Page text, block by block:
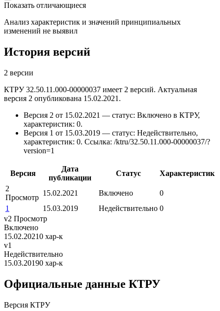
Показать отличающиеся
Анализ характеристик и значений принципиальных
изменений не выявил
История версий
2 версии
КТРУ 32.50.11.000-00000037 имеет 2 версий. Актуальная
версия 2 опубликована 15.02.2021.
Версия 2 от 15.02.2021 — статус: Включено в КТРУ,
характеристик: 0.
Версия 1 от 15.03.2019 — статус: Недействительно,
характеристик: 0. Ссылка: /ktru/32.50.11.000-00000037/?
version=1
Версия
Дата
публикации
Статус
Характеристик
2
Просмотр
15.02.2021 Включено
0
1
15.03.2019 Недействительно 0
v2 Просмотр
Включено
15.02.20210 хар-к
v1
Недействительно
15.03.20190 хар-к
Официальные данные КТРУ
Версия КТРУ